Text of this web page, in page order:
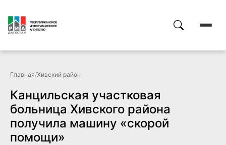
Главная/Хивский район
Канцильская участковая
больница Хивского района
получила машину «скорой
помощи»